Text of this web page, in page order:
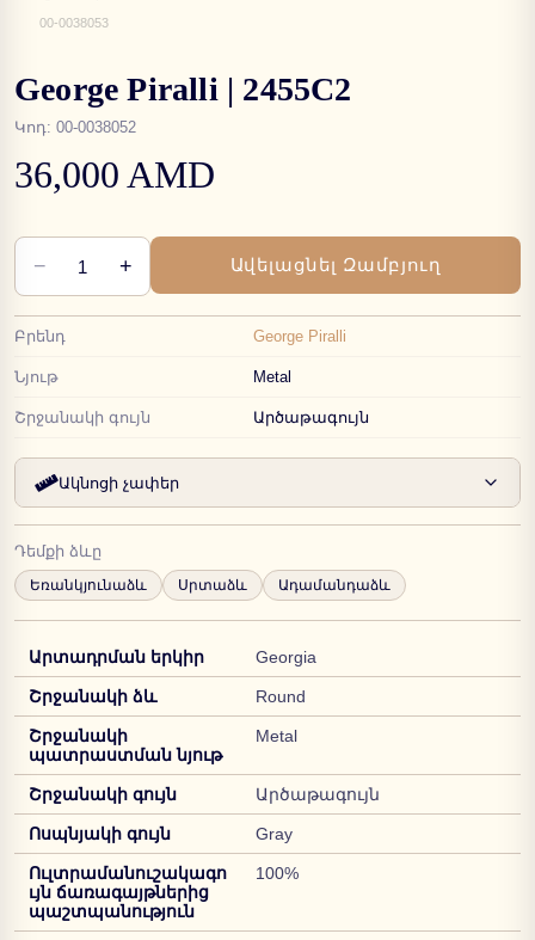
00-0038053
George Piralli | 2455C2
Կոդ: 00-0038052
36,000 AMD
− 1 + Ավելացնել Զամբյուղ
Բրենդ George Piralli
Նյութ Metal
Շրջանակի գույն Արծաթագույն
Ակնոցի չափեր
Դեմքի ձևը
Եռանկյունաձև Սրտաձև Ադամանդաձև
Արտադրման երկիր Georgia
Շրջանակի ձև Round
Շրջանակի
պատրաստման նյութ
Metal
Շրջանակի գույն Արծաթագույն
Ոսպնյակի գույն Gray
Ուլտրամանուշակագո
ւյն ճառագայթներից
պաշտպանություն
100%